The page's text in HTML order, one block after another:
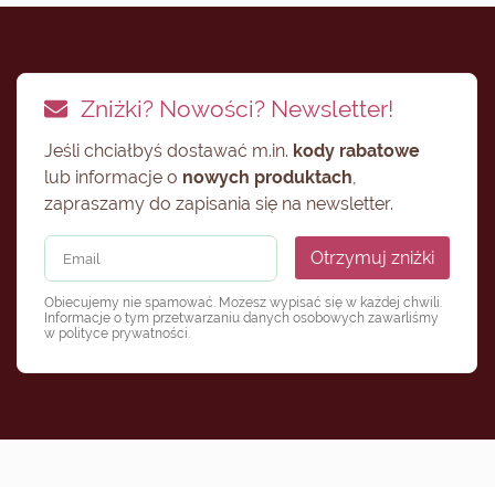
Zniżki? Nowości? Newsletter!
Jeśli chciałbyś dostawać m.in. kody rabatowe
lub informacje o nowych produktach
zapraszamy do zapisania się na newsletter.
Otrzymuj zniżki
Obiecujemy nie spamować. Możesz wypisać się w każdej chwili.
Informacje o tym przetwarzaniu danych osobowych zawarliśmy
w polityce prywatności